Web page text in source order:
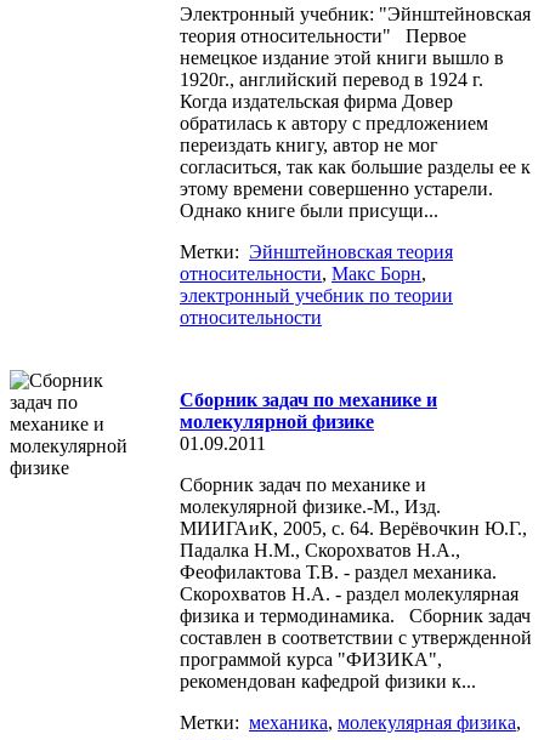
Электронный учебник: "Эйнштейновская
теория относительности" Первое
немецкое издание этой книги вышло в
1920г., английский перевод в 1924 г.
Когда издательская фирма Довер
обратилась к автору с предложением
переиздать книгу, автор не мог
согласиться, так как большие разделы ее к
этому времени совершенно устарели.
Однако книге были присущи...
Метки: Эйнштейновская теория
относительности, Макс Борн,
электронный учебник по теории
относительности
Сборник задач по механике и
молекулярной физике
01.09.2011
Сборник задач по механике и
молекулярной физике.-М., Изд.
МИИГАиК, 2005, с. 64. Верёвочкин Ю.Г.,
Падалка Н.М., Скорохватов Н.А.,
Феофилактова Т.В. - раздел механика.
Скорохватов Н.А. - раздел молекулярная
физика и термодинамика. Сборник задач
составлен в соответствии с утвержденной
программой курса "ФИЗИКА",
рекомендован кафедрой физики к...
Метки: механика, молекулярная физика,